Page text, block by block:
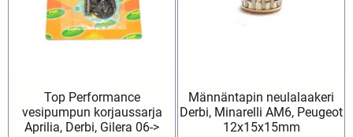
Top Performance
vesipumpun korjaussarja
Aprilia, Derbi, Gilera 06->
Männäntapin neulalaakeri
Derbi, Minarelli AM6, Peugeot
12x15x15mm